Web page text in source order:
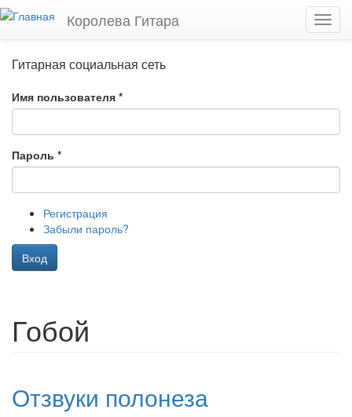
Перейти к основному содержанию
Королева Гитара
Гитарная социальная сеть
Имя пользователя *
Пароль *
Регистрация
Забыли пароль?
Вход
Гобой
Отзвуки полонеза